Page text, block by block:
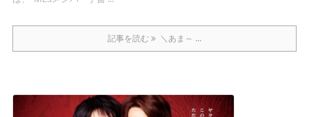
記事を読む ＼あま～ ...